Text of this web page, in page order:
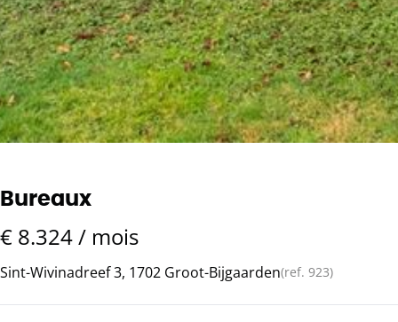
Bureaux
€ 8.324 / mois
Sint-Wivinadreef 3, 1702 Groot-Bijgaarden(ref. 923)